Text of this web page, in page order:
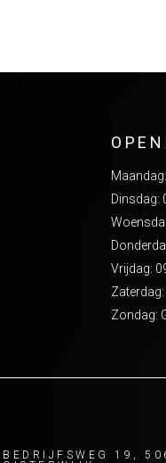
Dinsdag:
Vrijdag:
Zondag:
BEDRIJFSWEG 19,